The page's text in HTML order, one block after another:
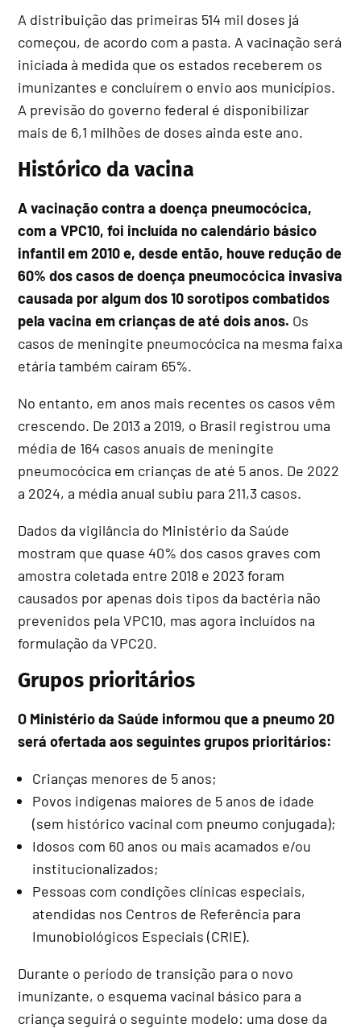
A distribuição das primeiras 514 mil doses já
começou, de acordo com a pasta. A vacinação será
iniciada à medida que os estados receberem os
imunizantes e concluírem o envio aos municípios.
A previsão do governo federal é disponibilizar
mais de 6,1 milhões de doses ainda este ano.
Histórico da vacina
A vacinação contra a doença pneumocócica,
com a VPC10, foi incluída no calendário básico
infantil em 2010 e, desde então, houve redução de
60% dos casos de doença pneumocócica invasiva
causada por algum dos 10 sorotipos combatidos
pela vacina em crianças de até dois anos. Os
casos de meningite pneumocócica na mesma faixa
etária também caíram 65%.
No entanto, em anos mais recentes os casos vêm
crescendo. De 2013 a 2019, o Brasil registrou uma
média de 164 casos anuais de meningite
pneumocócica em crianças de até 5 anos. De 2022
a 2024, a média anual subiu para 211,3 casos.
Dados da vigilância do Ministério da Saúde
mostram que quase 40% dos casos graves com
amostra coletada entre 2018 e 2023 foram
causados por apenas dois tipos da bactéria não
prevenidos pela VPC10, mas agora incluídos na
formulação da VPC20.
Grupos prioritários
O Ministério da Saúde informou que a pneumo 20
será ofertada aos seguintes grupos prioritários:
Crianças menores de 5 anos;
Povos indígenas maiores de 5 anos de idade
(sem histórico vacinal com pneumo conjugada);
Idosos com 60 anos ou mais acamados e/ou
institucionalizados;
Pessoas com condições clínicas especiais,
atendidas nos Centros de Referência para
Imunobiológicos Especiais (CRIE).
Durante o período de transição para o novo
imunizante, o esquema vacinal básico para a
criança seguirá o seguinte modelo: uma dose da